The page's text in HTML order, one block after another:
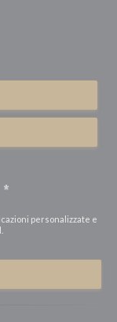
una nuova finestra))
((apre una nuova
*
personalizzate e